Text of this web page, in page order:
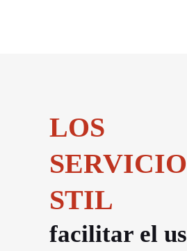
LOS
STIL
facilitar el